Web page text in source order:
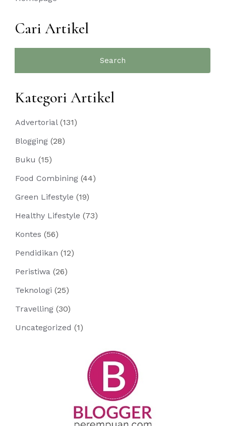
Cari Artikel
Kategori Artikel
Advertorial (131)
Blogging (28)
Buku (15)
Food Combining (44)
Green Lifestyle (19)
Healthy Lifestyle (73)
Kontes (56)
Pendidikan (12)
Peristiwa (26)
Teknologi (25)
Travelling (30)
Uncategorized (1)